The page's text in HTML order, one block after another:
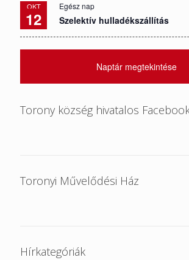
OKT
12
Egész nap
Szelektív hulladékszállítás
Naptár megtekintése
Torony község hivatalos
Toronyi Művelődési Ház
Hírkategóriák